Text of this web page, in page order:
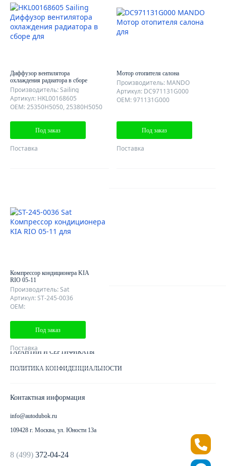
Диффузор вентилятора
охлаждения радиатора в сборе
Производитель: Sailing
Артикул: HKL00168605
OEM: 25350H5050, 25380H5050
Под заказ
Поставка
Мотор отопителя салона
Производитель: MANDO
Артикул: DC971131G000
OEM: 971131G000
Под заказ
Поставка
Компрессор кондиционера KIA
RIO 05-11
Производитель: Sat
Артикул: ST-245-0036
OEM:
Под заказ
Поставка
О КОМПАНИИ
ОТЗЫВЫ КЛИЕНТОВ
КАРТА САЙТА
Клиентам
КАК ОПЛАТИТЬ ЗАКАЗ
ГАРАНТИИ И СЕРТИФИКАТЫ
ПОЛИТИКА КОНФИДЕНЦИАЛЬНОСТИ
Контактная информация
info@autodubok.ru
109428 г. Москва, ул. Юности 13а
8 (499) 372-04-24